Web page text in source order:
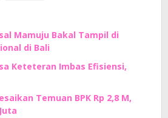
Mamuju Bakal Tampil di
di Bali
Keteteran Imbas Efisiensi,
Temuan BPK Rp 2,8 M,